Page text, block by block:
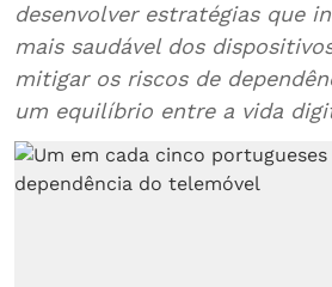
desenvolver estratégias que
mais saudável dos
mitigar os riscos de
um equilíbrio entre a vida